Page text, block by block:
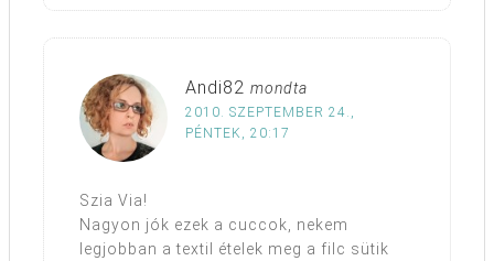
Andi82 mondta
2010. SZEPTEMBER 24.,
PÉNTEK, 20:17
Szia Via!
Nagyon jók ezek a cuccok, nekem
legjobban a textil ételek meg a filc sütik